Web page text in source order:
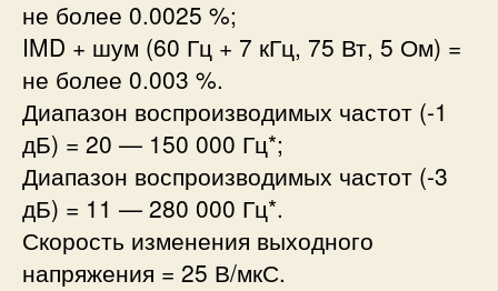
не более 0.0025 %;
IMD + шум (60 Гц + 7 кГц, 75 Вт, 5 Ом) =
не более 0.003 %.
Диапазон воспроизводимых частот (-1
дБ) = 20 — 150 000 Гц*;
Диапазон воспроизводимых частот (-3
дБ) = 11 — 280 000 Гц*.
Скорость изменения выходного
напряжения = 25 В/мкС.